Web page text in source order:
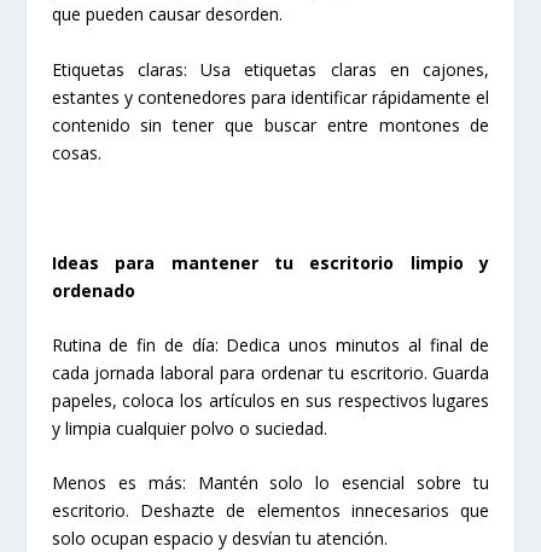
que pueden causar desorden.
Etiquetas claras: Usa etiquetas claras en cajones,
estantes y contenedores para identificar rápidamente el
contenido sin tener que buscar entre montones de
cosas.
Ideas para mantener tu escritorio limpio y
ordenado
Rutina de fin de día: Dedica unos minutos al final de
cada jornada laboral para ordenar tu escritorio. Guarda
papeles, coloca los artículos en sus respectivos lugares
y limpia cualquier polvo o suciedad.
Menos es más: Mantén solo lo esencial sobre tu
escritorio. Deshazte de elementos innecesarios que
solo ocupan espacio y desvían tu atención.